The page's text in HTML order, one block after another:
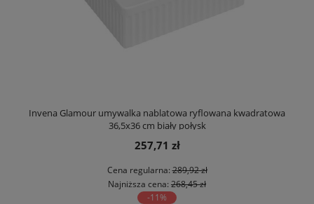
Invena Glamour umywalka nablatowa ryflowana kwadratowa
36,5x36 cm biały połysk
257,71 zł
Cena regularna:289,92 zł
Najniższa cena: 268,45 zł
-11%